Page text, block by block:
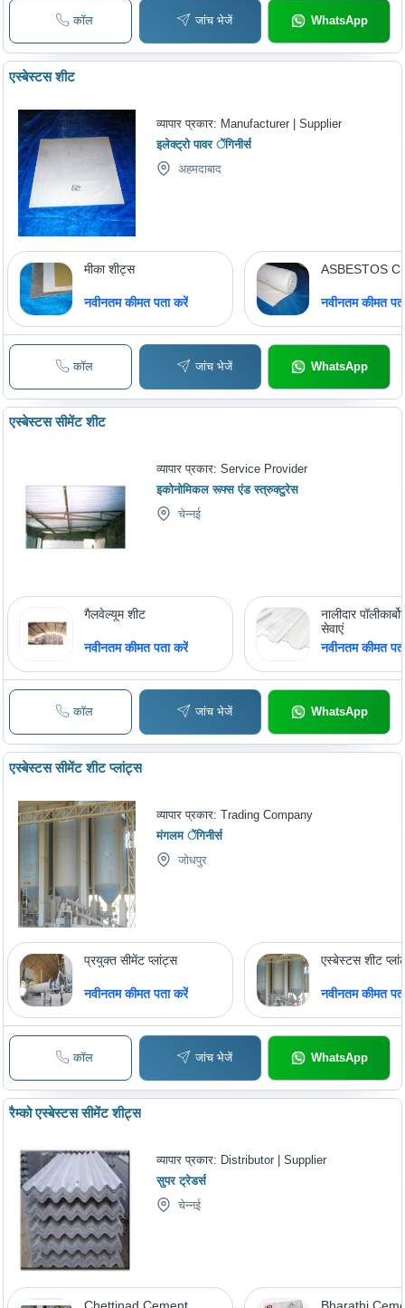
कॉल जांच भेजें WhatsApp
एस्बेस्टस शीट
व्यापार प्रकार: Manufacturer | Supplier
इलेक्ट्रो पावर ेंगिनीर्स
अहमदाबाद
मीका शीट्स
नवीनतम कीमत पता करें
ASBESTOS
नवीनतम कीमत
कॉल जांच भेजें WhatsApp
एस्बेस्टस सीमेंट शीट
व्यापार प्रकार:Service Provider
इकोनोमिकल रूफ्स एंड स्त्रुक्टुरेस
चेन्नई
गैलवेल्यूम शीट
नवीनतम कीमत पता करें
नालीदार
सेवाएं
नवीनतम कीमत
कॉल जांच भेजें WhatsApp
एस्बेस्टस सीमेंट शीट प्लांट्स
व्यापार प्रकार:Trading Company
मंगलम ेंगिनीर्स
जोधपुर
प्रयुक्त सीमेंट प्लांट्स
नवीनतम कीमत पता करें
एस्बेस्टस शीट
नवीनतम कीमत
कॉल जांच भेजें WhatsApp
रैम्को एस्बेस्टस सीमेंट शीट्स
व्यापार प्रकार: Distributor | Supplier
सुपर ट्रेडर्स
चेन्नई